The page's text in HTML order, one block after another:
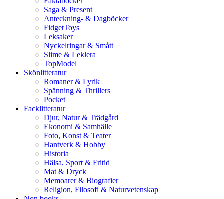
Saga & Present
Anteckning- & Dagböcker
FidgetToys
Leksaker
Nyckelringar & Smått
Slime & Leklera
TopModel
Skönlitteratur
Romaner & Lyrik
Spänning & Thrillers
Pocket
Facklitteratur
Djur, Natur & Trädgård
Ekonomi & Samhälle
Foto, Konst & Teater
Hantverk & Hobby
Historia
Hälsa, Sport & Fritid
Mat & Dryck
Memoarer & Biografier
Religion, Filosofi & Naturvetenskap